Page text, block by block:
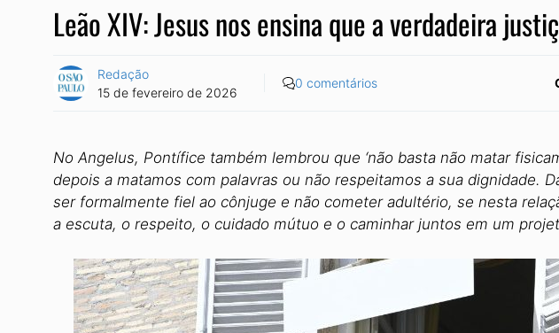
Leão XIV: Jesus nos ensina que a verdadeira
Redação
15 de fevereiro de 2026
0 comentários
No Angelus, Pontífice também lembrou que ‘não basta não matar
depois a matamos com palavras ou não respeitamos a sua dignidade.
ser formalmente fiel ao cônjuge e não cometer adultério, se nesta
a escuta, o respeito, o cuidado mútuo e o caminhar juntos em um